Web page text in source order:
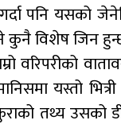
पनि यसको
कुनै विशेष जिन
वरिपरीको
यस्तो
तथ्य उसको